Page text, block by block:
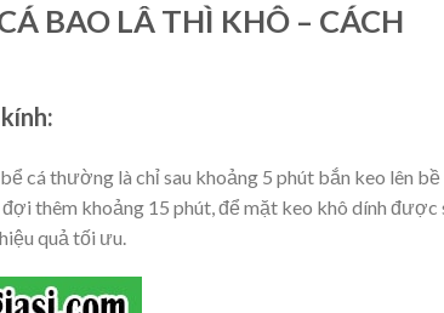
BAO LÂ THÌ KHÔ – CÁCH
cá thường là chỉ sau khoảng 5 phút bắn keo lên bề
thêm khoảng 15 phút, để mặt keo khô dính được
quả tối ưu.